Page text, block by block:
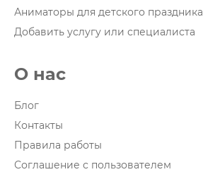
Аниматоры для детского праздника
Добавить услугу или специалиста
О нас
Блог
Контакты
Правила работы
Соглашение с пользователем